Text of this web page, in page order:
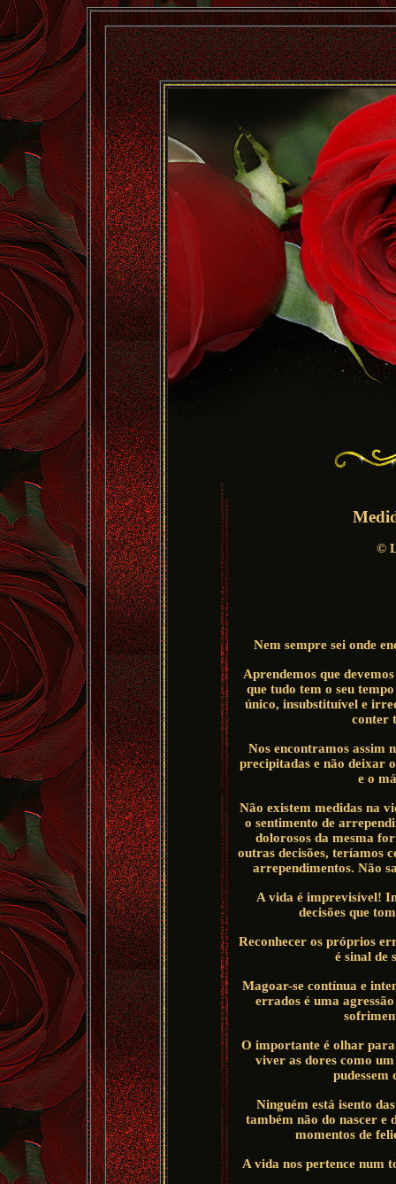
©
Nem sempre sei onde
Aprendemos que
que tudo tem o seu
único, insubstituível e
conter
Nos encontramos assim
precipitadas e não deixar
e o
Não existem medidas na
o sentimento de
dolorosos da mesma
outras decisões, teríamos
arrependimentos. Não
A vida é imprevisível!
decisões que
Reconhecer os próprios
é sinal de
Magoar-se contínua e
errados é uma
O importante é olhar
viver as dores como
Ninguém está isento
também não do nascer e
momentos de
A vida nos pertence num